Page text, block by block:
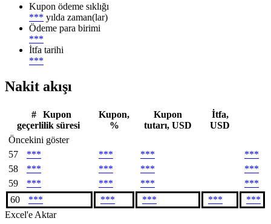
Kupon ödeme sıklığı
*** yılda zaman(lar)
Ödeme para birimi
***
İtfa tarihi
***
Nakit akışı
#
Kupon
geçerlilik süresi
Kupon,
%
Kupon
tutarı, USD
İtfa,
USD
Öncekini göster
57
*** *** ***
***
58
*** *** ***
***
59
*** *** ***
***
60
*** *** *** ***
***
Excel'e Aktar